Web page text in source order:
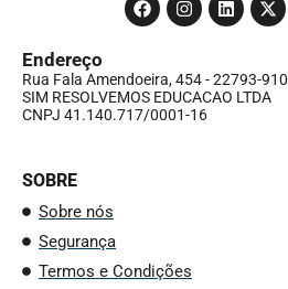
Endereço
Rua Fala Amendoeira, 454 - 22793-910
SIM RESOLVEMOS EDUCACAO LTDA
CNPJ 41.140.717/0001-16
SOBRE
Sobre nós
Segurança
Termos e Condições